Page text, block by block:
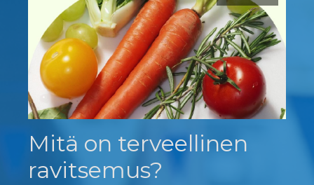
Mitä on terveellinen
ravitsemus?